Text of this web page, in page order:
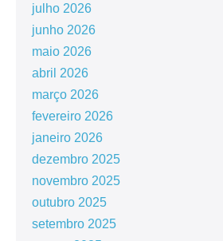
julho 2026
junho 2026
maio 2026
abril 2026
março 2026
fevereiro 2026
janeiro 2026
dezembro 2025
novembro 2025
outubro 2025
setembro 2025